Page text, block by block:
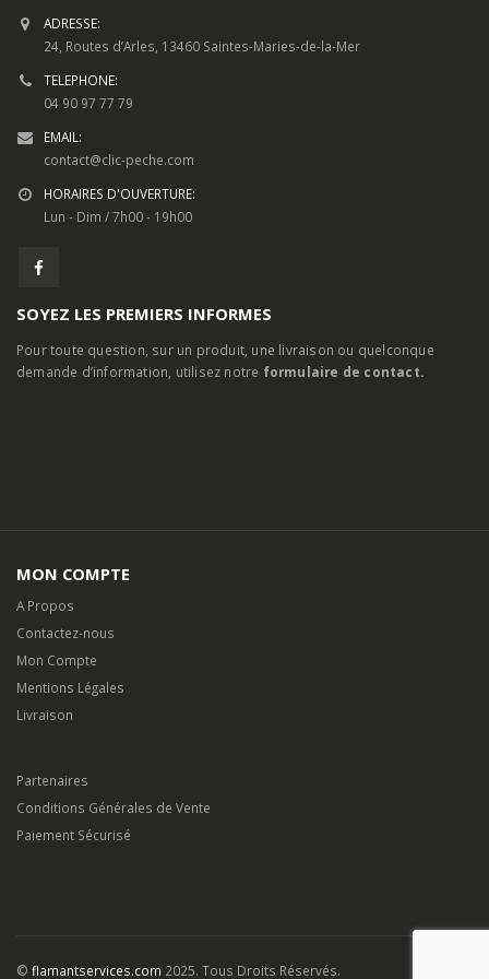
INFORMATIONS DE CONTACT
ADRESSE:
24, Routes d’Arles, 13460 Saintes-Maries-de-la-Mer
TELEPHONE:
04 90 97 77 79
EMAIL:
contact@clic-peche.com
SOYEZ LES PREMIERS INFORMES
MON COMPTE
A Propos
Contactez-nous
Mon Compte
Livraison
Partenaires